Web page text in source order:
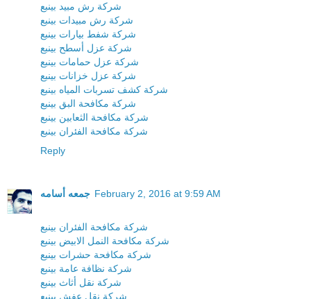
شركة رش مبيد بينبع
شركة رش مبيدات بينبع
شركة شفط بيارات بينبع
شركة عزل أسطح بينبع
شركة عزل حمامات بينبع
شركة عزل خزانات بينبع
شركة كشف تسربات المياه بينبع
شركة مكافحة البق بينبع
شركة مكافحة الثعابين بينبع
شركة مكافحة الفئران بينبع
Reply
جمعه أسامه February 2, 2016 at 9:59 AM
شركة مكافحة الفئران بينبع
شركة مكافحة النمل الابيض بينبع
شركة مكافحة حشرات بينبع
شركة نظافة عامة بينبع
شركة نقل أثاث بينبع
شركة نقل عفش بينبع